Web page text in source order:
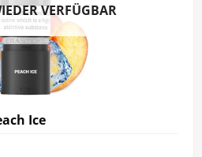
VERFÜGBAR
Ice